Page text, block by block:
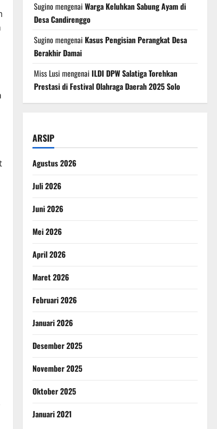
Sugino mengenai Warga Keluhkan Sabung Ayam di
Desa Candirenggo
Sugino mengenai Kasus Pengisian Perangkat Desa
Berakhir Damai
Miss Lusi mengenai ILDI DPW Salatiga Torehkan
Prestasi di Festival Olahraga Daerah 2025 Solo
ARSIP
Agustus 2026
Juli 2026
Juni 2026
Mei 2026
April 2026
Maret 2026
Februari 2026
Januari 2026
Desember 2025
November 2025
Oktober 2025
Januari 2021